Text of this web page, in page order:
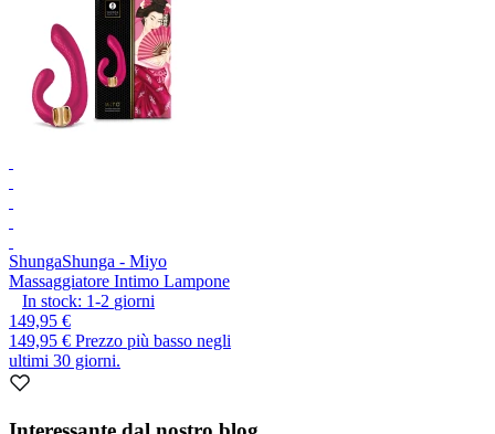
ShungaShunga - Miyo
Massaggiatore Intimo Lampone
In stock: 1-2 giorni
149,95 €
149,95 € Prezzo più basso negli
ultimi 30 giorni.